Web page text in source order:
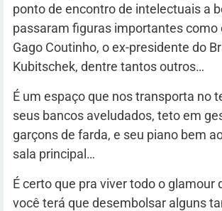
ponto de encontro de intelectuais a
passaram figuras importantes como
Gago Coutinho, o ex-presidente do
Kubitschek, dentre tantos outros…
É um espaço que nos transporta no
seus bancos aveludados, teto em
garçons de farda, e seu piano bem
sala principal…
É certo que pra viver todo o glamour
você terá que desembolsar alguns